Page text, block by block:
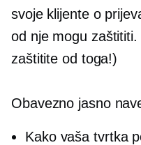
svoje klijente o
od nje mogu
zaštitite od toga!)
Obavezno jasno
Kako vaša tvrtka